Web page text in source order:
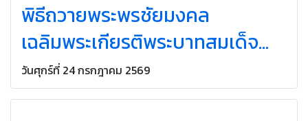
พิธีถวายพระพรชัยมงคล
เฉลิมพระเกียรติพระบาทสมเด็จ
พระเจ้าอยู่หัว เนื่องในโอกาสวัน
เฉลิมพระชนมพรรษา 28
วันศุกร์ที่ 24 กรกฎาคม 2569